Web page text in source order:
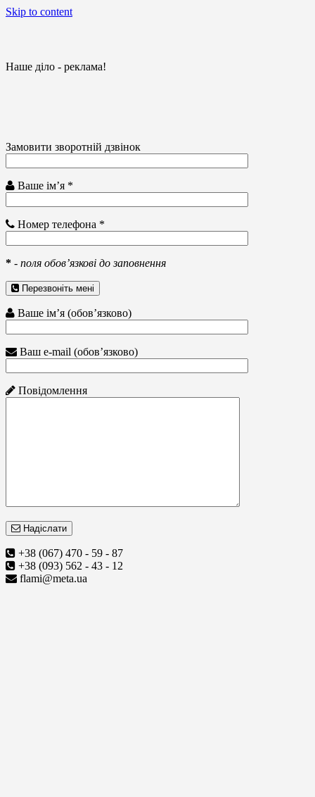
Skip to content
Наше діло - реклама!
Замовити зворотній дзвінок
Ваше ім’я *
Номер телефона *
* - поля обов’язкові до заповнення
Перезвоніть мені
Ваше ім’я (обов’язково)
Ваш e-mail (обов’язково)
Повідомлення
Надіслати
+38 (067) 470 - 59 - 87
+38 (093) 562 - 43 - 12
flami@meta.ua